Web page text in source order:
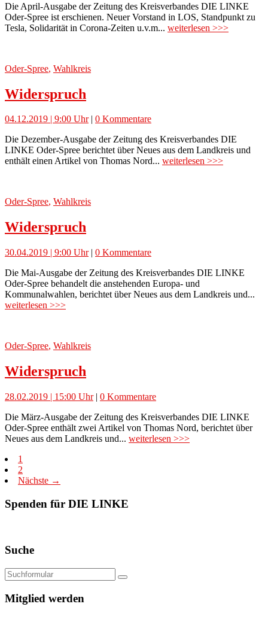
Die April-Ausgabe der Zeitung des Kreisverbandes DIE LINKE
Oder-Spree ist erschienen. Neuer Vorstand in LOS, Standpunkt zu
Tesla, Solidarität in Corona-Zeiten u.v.m... weiterlesen >>>
Oder-Spree, Wahlkreis
Widerspruch
04.12.2019 | 9:00 Uhr| 0 Kommentare
Die Dezember-Ausgabe der Zeitung des Kreisverbandes DIE
LINKE Oder-Spree berichtet über Neues aus dem Landkreis und
enthält einen Artikel von Thomas Nord... weiterlesen >>>
Oder-Spree, Wahlkreis
Widerspruch
30.04.2019 | 9:00 Uhr| 0 Kommentare
Die Mai-Ausgabe der Zeitung des Kreisverbandes DIE LINKE
Oder-Spree behandelt die anstehenden Europa- und
Kommunalwahlen, berichtet über Neues aus dem Landkreis und...
weiterlesen >>>
Oder-Spree, Wahlkreis
Widerspruch
28.02.2019 | 15:00 Uhr| 0 Kommentare
Die März-Ausgabe der Zeitung des Kreisverbandes DIE LINKE
Oder-Spree enthält zwei Artikel von Thomas Nord, berichtet über
Neues aus dem Landkreis und... weiterlesen >>>
1
2
Nächste →
Spenden für DIE LINKE
Suche
Mitglied werden